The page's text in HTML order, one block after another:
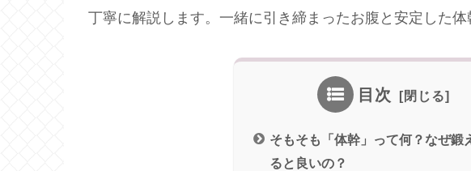
丁寧に解説します。一緒に引き締まったお腹と安定した体
目次
そもそも「体幹」って何？なぜ鍛
ると良いの？